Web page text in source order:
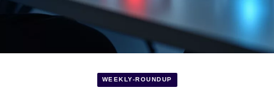
WEEKLY-ROUNDUP